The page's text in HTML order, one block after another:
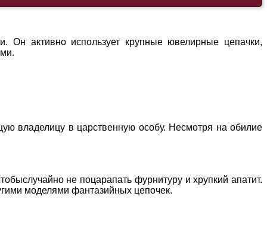
Он активно использует крупные ювелирные цепачки,
владелицу в царственную особу. Несмотря на обилие
не поцарапать фурнитуру и хрупкий апатит.
моделями фантазийных цепочек.